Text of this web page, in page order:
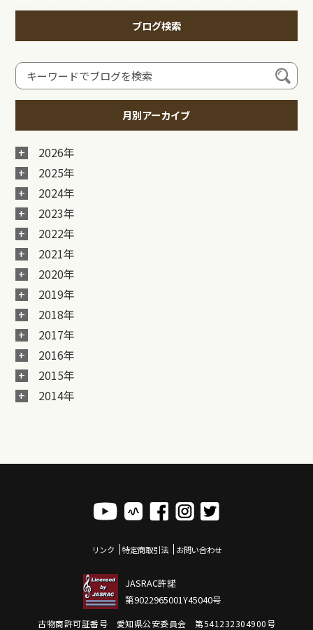
ブログ検索
月別アーカイブ
2026年
2025年
2024年
2023年
2022年
2021年
2020年
2019年
2018年
2017年
2016年
2015年
2014年
リンク 特定商取引法 お問い合わせ
JASRAC許諾
第9022965001Y45040号
古物商許可証番号 愛知県公安委員会 第541232304900号